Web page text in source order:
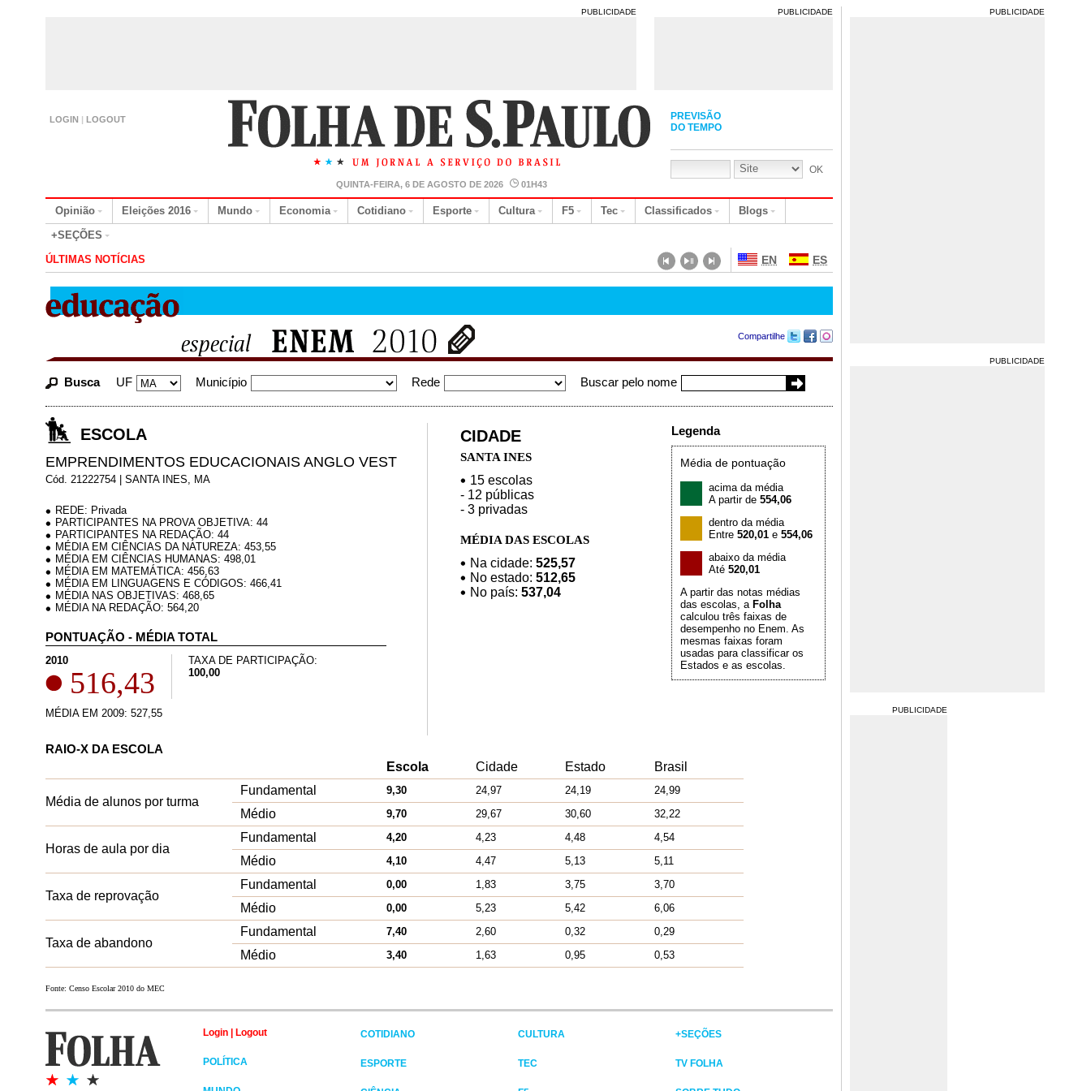
PUBLICIDADE PUBLICIDADE
LOGIN | LOGOUT
QUINTA-FEIRA, 6 DE AGOSTO DE 2026 01H43
PREVISÃO
DO TEMPO
Opinião Eleições 2016 Mundo Economia Cotidiano Esporte Cultura F5 Tec Classificados
Blogs
+SEÇÕES
ÚLTIMAS NOTÍCIAS
EN ES
Compartilhe
Busca UF Município Rede Buscar pelo nome
ESCOLA
EMPRENDIMENTOS EDUCACIONAIS ANGLO VEST
Cód. 21222754 | SANTA INES, MA
REDE: Privada
PARTICIPANTES NA PROVA OBJETIVA: 44
PARTICIPANTES NA REDAÇÃO: 44
MÉDIA EM CIÊNCIAS DA NATUREZA: 453,55
MÉDIA EM CIÊNCIAS HUMANAS: 498,01
MÉDIA EM MATEMÁTICA: 456,63
MÉDIA EM LINGUAGENS E CÓDIGOS: 466,41
MÉDIA NAS OBJETIVAS: 468,65
MÉDIA NA REDAÇÃO: 564,20
PONTUAÇÃO - MÉDIA TOTAL
2010
516,43
TAXA DE PARTICIPAÇÃO:
100,00
MÉDIA EM 2009: 527,55
CIDADE
SANTA INES
15 escolas
- 12 públicas
- 3 privadas
MÉDIA DAS ESCOLAS
Na cidade: 525,57
No estado: 512,65
No país: 537,04
Legenda
Média de pontuação
acima da média
A partir de 554,06
dentro da média
Entre 520,01 e 554,06
abaixo da média
Até 520,01
A partir das notas médias
das escolas, a Folha
calculou três faixas de
desempenho no Enem. As
mesmas faixas foram
usadas para classificar os
Estados e as escolas.
RAIO-X DA ESCOLA
Escola
Cidade Estado Brasil
Média de alunos por turma
Fundamental 9,30 24,97 24,19 24,99
Médio 9,70 29,67 30,60 32,22
Horas de aula por dia
Fundamental 4,20 4,23 4,48 4,54
Médio 4,10 4,47 5,13 5,11
Taxa de reprovação
Fundamental 0,00 1,83 3,75 3,70
Médio 0,00 5,23 5,42 6,06
Taxa de abandono
Fundamental 7,40 2,60 0,32 0,29
Médio 3,40 1,63 0,95 0,53
Fonte: Censo Escolar 2010 do MEC
Login Logout
POLÍTICA
COTIDIANO
ESPORTE
CULTURA
TEC
+SEÇÕES
TV FOLHA
PUBLICIDADE
PUBLICIDADE
PUBLICIDADE